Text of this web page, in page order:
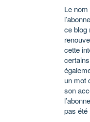
Le
ce blog
cette
un mot
son
pas été